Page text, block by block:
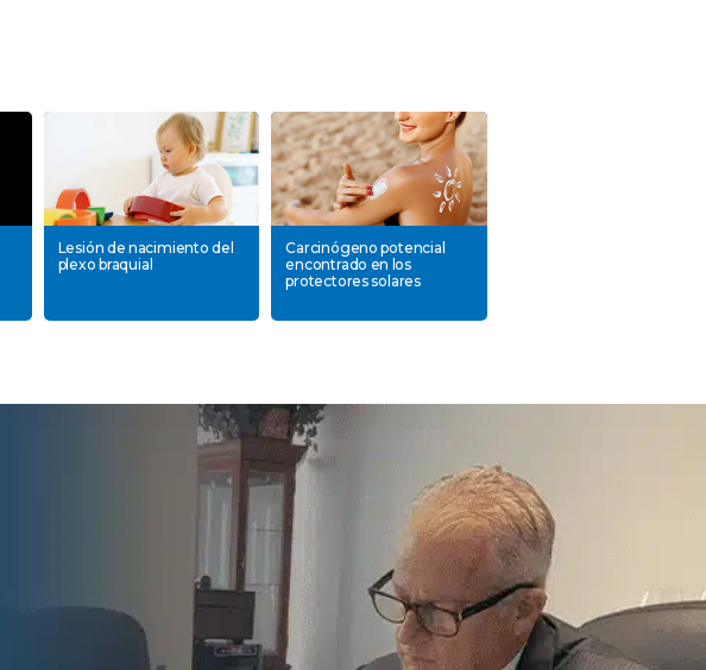
Lesión de nacimiento del
plexo braquial
Carcinógeno potencial
encontrado en los
protectores solares